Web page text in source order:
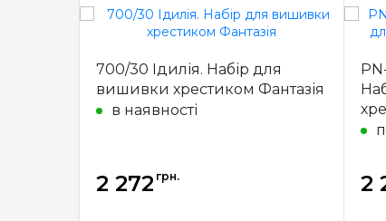
700/30 Ідилія. Набір для
вишивки хрестиком Фантазія
в наявності
2 272 грн. 2